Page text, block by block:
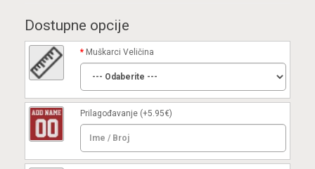
Dostupne opcije
Muškarci Veličina
Prilagođavanje (+5.95€)